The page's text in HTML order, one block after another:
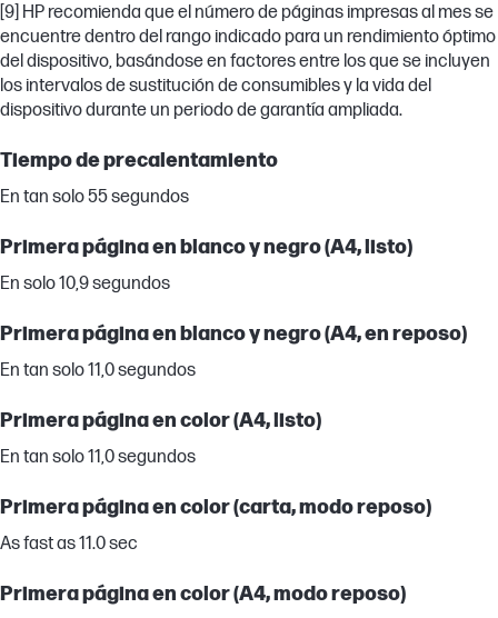
[9] HP recomienda que el número de páginas impresas al mes se
encuentre dentro del rango indicado para un rendimiento óptimo
del dispositivo, basándose en factores entre los que se incluyen
los intervalos de sustitución de consumibles y la vida del
dispositivo durante un periodo de garantía ampliada.
Tiempo de precalentamiento
En tan solo 55 segundos
Primera página en blanco y negro (A4, listo)
En solo 10,9 segundos
Primera página en blanco y negro (A4, en reposo)
En tan solo 11,0 segundos
Primera página en color (A4, listo)
En tan solo 11,0 segundos
Primera página en color (carta, modo reposo)
As fast as 11.0 sec
Primera página en color (A4, modo reposo)